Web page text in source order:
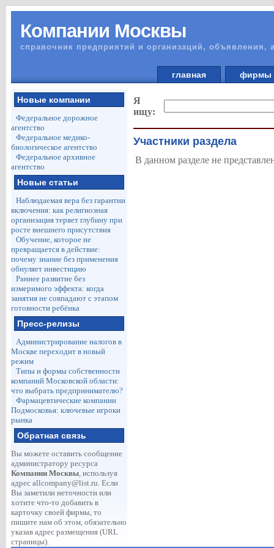
Компании Москвы
справочник предприятий и организаций, объявления,
главная
Новые компании
Федеральное дорожное
агентство
Федеральное медико-
биологическое агентство
Федеральное архивное
агентство
Новые статьи
Наблюдаемая вера без гарантии
включения: как религиозная
организация теряет глубину при
росте внешнего присутствия
Обучение, которое не
превращается в действие:
почему знание без применения
обнуляет инвестицию
Раннее развитие без
измеримого эффекта: когда
занятия не совпадают с этапом
готовности ребёнка
Пресс-релизы
Администрирование налогов в
Москве переходит в новый
режим
Типы и формы собственности
компаний Московской области:
что выбрать предпринимателю?
Фармацевтические компании
Подмосковья: ключевые игроки
рынка
Обратная связь
Вы можете оставить сообщение
администратору ресурса
Компании Москвы, используя
адрес allcompany@list.ru. Если
Вы заметили неточности или
хотите что-то добавить в
карточку своей фирмы, то
пишите нам об этом, обязательно
указав адрес размещения (URL
страницы).
Я
ищу:
Участники раздела
В данном разделе не